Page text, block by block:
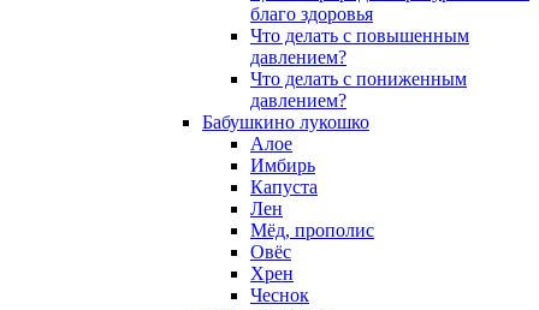
благо здоровья
Что делать с повышенным
давлением?
Что делать с пониженным
давлением?
Бабушкино лукошко
Алое
Имбирь
Капуста
Лен
Мёд, прополис
Овёс
Хрен
Чеснок